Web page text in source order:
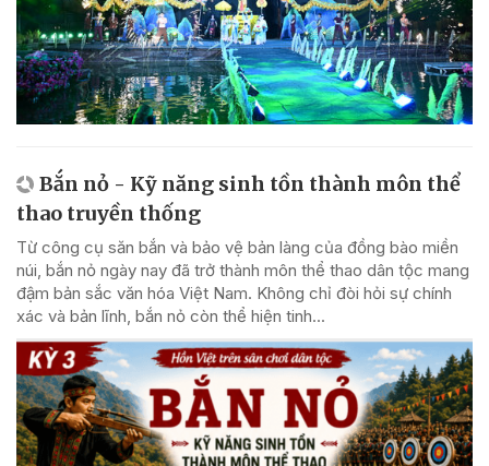
Bắn nỏ - Kỹ năng sinh tồn thành môn thể
thao truyền thống
Từ công cụ săn bắn và bảo vệ bản làng của đồng bào miền
núi, bắn nỏ ngày nay đã trở thành môn thể thao dân tộc mang
đậm bản sắc văn hóa Việt Nam. Không chỉ đòi hỏi sự chính
xác và bản lĩnh, bắn nỏ còn thể hiện tinh...